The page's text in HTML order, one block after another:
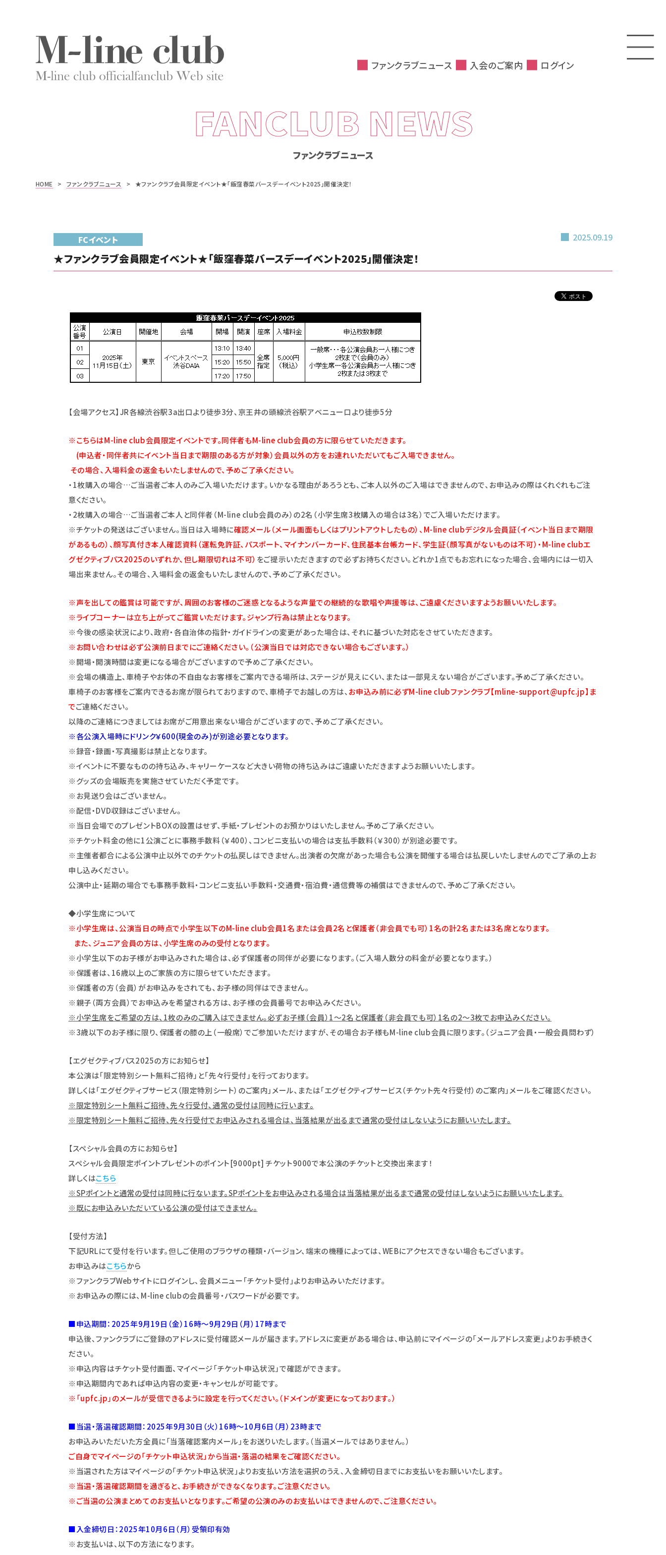
ファンクラブニュース 入会のご案内 ログイン
FANCLUB NEWS
ファンクラブニュース
HOME > ファンクラブニュース > ★ファンクラブ会員限定イベント★「飯窪春菜バースデーイベント2025」開催決定！
FCイベント 2025.09.19
★ファンクラブ会員限定イベント★「飯窪春菜バースデーイベント2025」開催決定！
【会場アクセス】JR各線渋谷駅3a出口より徒歩3分、京王井の頭線渋谷駅アベニュー口より徒歩5分
※こちらはM-line club会員限定イベントです。同伴者もM-line club会員の方に限らせていただきます。
(申込者・同伴者共にイベント当日まで期限のある方が対象）会員以外の方をお連れいただいてもご入場できません。
その場合、入場料金の返金もいたしませんので、予めご了承ください。
・1枚購入の場合…ご当選者ご本人のみご入場いただけます｡いかなる理由があろうとも､ご本人以外のご入場はできませんので､お申込みの際はくれぐれもご注
意ください｡
・2枚購入の場合…ご当選者ご本人と同伴者（M-line club会員のみ）の2名（小学生席3枚購入の場合は3名）でご入場いただけます。
※チケットの発送はございません。当日は入場時に確認メール（メール画面もしくはプリントアウトしたもの）、M-line clubデジタル会員証（イベント当日まで期限
があるもの）、顔写真付き本人確認資料（運転免許証、パスポート、マイナンバーカード、住民基本台帳カード、学生証（顔写真がないものは不可）・M-line clubエ
グゼクティブパス2025のいずれか、但し期限切れは不可） をご提示いただきますので必ずお持ちください。どれか1点でもお忘れになった場合、会場内には一切入
場出来ません。その場合、入場料金の返金もいたしませんので、予めご了承ください。
※声を出しての鑑賞は可能ですが、周囲のお客様のご迷惑となるような声量での継続的な歌唱や声援等は、ご遠慮くださいますようお願いいたします。
※ライブコーナーは立ち上がってご鑑賞いただけます。ジャンプ行為は禁止となります。
※今後の感染状況により、政府・各自治体の指針・ガイドラインの変更があった場合は、それに基づいた対応をさせていただきます。
※お問い合わせは必ず公演前日までにご連絡ください。（公演当日では対応できない場合もございます。）
※開場・開演時間は変更になる場合がございますので予めご了承ください。
※会場の構造上、車椅子やお体の不自由なお客様をご案内できる場所は、ステージが見えにくい、または一部見えない場合がございます。予めご了承ください。
車椅子のお客様をご案内できるお席が限られておりますので、車椅子でお越しの方は、 お申込み前に必ずM-line clubファンクラブ【mline-support@upfc.jp】ま
でご連絡ください。
以降のご連絡につきましてはお席がご用意出来ない場合がございますので、予めご了承ください。
※各公演入場時にドリンク￥600(現金のみ)が別途必要となります。
※録音・録画・写真撮影は禁止となります。
※イベントに不要なものの持ち込み、キャリーケースなど大きい荷物の持ち込みはご遠慮いただきますようお願いいたします。
※グッズの会場販売を実施させていただく予定です。
※お見送り会はございません。
※配信・DVD収録はございません。
※当日会場でのプレゼントBOXの設置はせず、手紙・プレゼントのお預かりはいたしません。予めご了承ください。
※チケット料金の他に1公演ごとに事務手数料（￥400）、コンビニ支払いの場合は支払手数料（￥300）が別途必要です。
※主催者都合による公演中止以外でのチケットの払戻しはできません。出演者の欠席があった場合も公演を開催する場合は払戻しいたしませんのでご了承の上お
申し込みください。
公演中止・延期の場合でも事務手数料・コンビニ支払い手数料・交通費・宿泊費・通信費等の補償はできませんので、予めご了承ください。
◆小学生席について
※小学生席は、公演当日の時点で小学生以下のM-line club会員1名または会員2名と保護者（非会員でも可）1名の計2名または3名席となります。
また、ジュニア会員の方は、小学生席のみの受付となります。
※小学生以下のお子様がお申込みされた場合は、必ず保護者の同伴が必要になります。（ご入場人数分の料金が必要となります。）
※保護者は、16歳以上のご家族の方に限らせていただきます。
※保護者の方（会員）がお申込みをされても、お子様の同伴はできません。
※親子（両方会員）でお申込みを希望される方は、お子様の会員番号でお申込みください。
※小学生席をご希望の方は、1枚のみのご購入はできません。必ずお子様（会員）1～2名と保護者（非会員でも可）1名の2～3枚でお申込みください。
※3歳以下のお子様に限り、保護者の膝の上（一般席）でご参加いただけますが、その場合お子様もM-line club会員に限ります。（ジュニア会員・一般会員問わず）
【エグゼクティブパス2025の方にお知らせ】
本公演は「限定特別シート無料ご招待」と「先々行受付」を行っております。
詳しくは「エグゼクティブサービス（限定特別シート）のご案内」メール、または「エグゼクティブサービス（チケット先々行受付）のご案内」メールをご確認ください。
※限定特別シート無料ご招待、先々行受付、通常の受付は同時に行います。
※限定特別シート無料ご招待、先々行受付でお申込みされる場合は、当落結果が出るまで通常の受付はしないようにお願いいたします。
【スペシャル会員の方にお知らせ】
スペシャル会員限定ポイントプレゼントのポイント[9000pt] チケット9000で本公演のチケットと交換出来ます！
詳しくはこちら
※SPポイントと通常の受付は同時に行ないます。SPポイントをお申込みされる場合は当落結果が出るまで通常の受付はしないようにお願いいたします。
※既にお申込みいただいている公演の受付はできません。
【受付方法】
下記URLにて受付を行います。但しご使用のブラウザの種類・バージョン、端末の機種によっては、WEBにアクセスできない場合もございます。
お申込みはこちらから
※ファンクラブWebサイトにログインし、会員メニュー｢チケット受付｣よりお申込みいただけます。
※お申込みの際には、M-line clubの会員番号・パスワードが必要です。
■申込期間：2025年9月19日（金）16時～9月29日（月）17時まで
申込後、ファンクラブにご登録のアドレスに受付確認メールが届きます。アドレスに変更がある場合は、申込前にマイページの「メールアドレス変更」よりお手続きく
ださい。
※申込内容はチケット受付画面、マイページ「チケット申込状況」で確認ができます。
※申込期間内であれば申込内容の変更・キャンセルが可能です。
※「upfc.jp」のメールが受信できるように設定を行ってください。（ドメインが変更になっております。）
■当選・落選確認期間：2025年9月30日（火）16時～10月6日（月）23時まで
お申込みいただいた方全員に「当落確認案内メール」をお送りいたします。（当選メールではありません。）
ご自身でマイページの「チケット申込状況」から当選・落選の結果をご確認ください。
※当選された方はマイページの「チケット申込状況」よりお支払い方法を選択のうえ、入金締切日までにお支払いをお願いいたします。
※当選・落選確認期間を過ぎると、お手続きができなくなります。ご注意ください。
※ご当選の公演まとめてのお支払いとなります。ご希望の公演のみのお支払いはできませんので、ご注意ください。
■入金締切日：2025年10月6日（月）受領印有効
※お支払いは、以下の方法になります。